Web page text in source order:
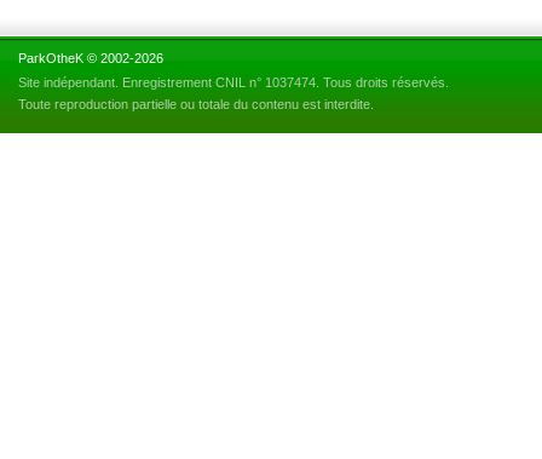
ParkOtheK © 2002-2026
Site indépendant. Enregistrement CNIL n° 1037474. Tous droits réservés.
Toute reproduction partielle ou totale du contenu est interdite.